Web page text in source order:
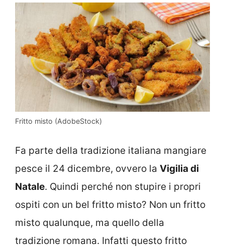
Fritto misto (AdobeStock)
Fa parte della tradizione italiana mangiare
pesce il 24 dicembre, ovvero la Vigilia di
Natale. Quindi perché non stupire i propri
ospiti con un bel fritto misto? Non un fritto
misto qualunque, ma quello della
tradizione romana. Infatti questo fritto